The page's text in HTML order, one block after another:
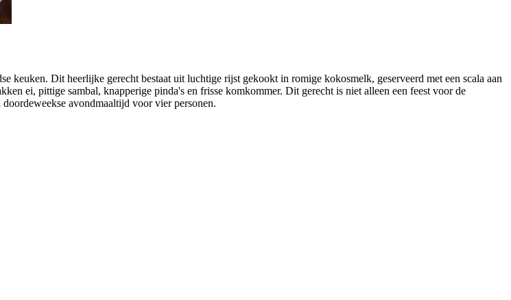
keuken. Dit heerlijke gerecht bestaat uit luchtige rijst gekookt in romige kokosmelk, geserveerd met een scala aan
ei, pittige sambal, knapperige pinda's en frisse komkommer. Dit gerecht is niet alleen een feest voor de
avondmaaltijd voor vier personen.